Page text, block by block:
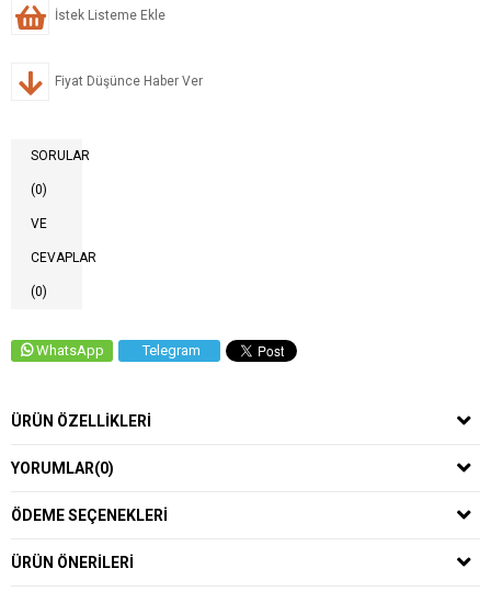
İstek Listeme Ekle
Fiyat Düşünce Haber Ver
SORULAR
(0)
VE
CEVAPLAR
(0)
WhatsApp Telegram
ÜRÜN ÖZELLIKLERI
YORUMLAR(0)
ÖDEME SEÇENEKLERI
ÜRÜN ÖNERILERI